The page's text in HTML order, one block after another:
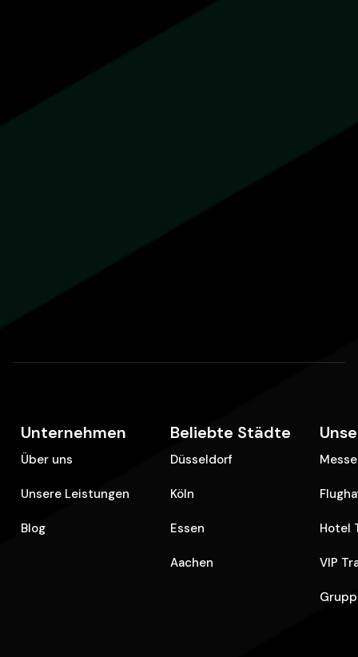
Unternehmen
Über uns
Unsere Leistungen
Blog
Beliebte Städte
Düsseldorf
Köln
Essen
Aachen
Hotel
VIP